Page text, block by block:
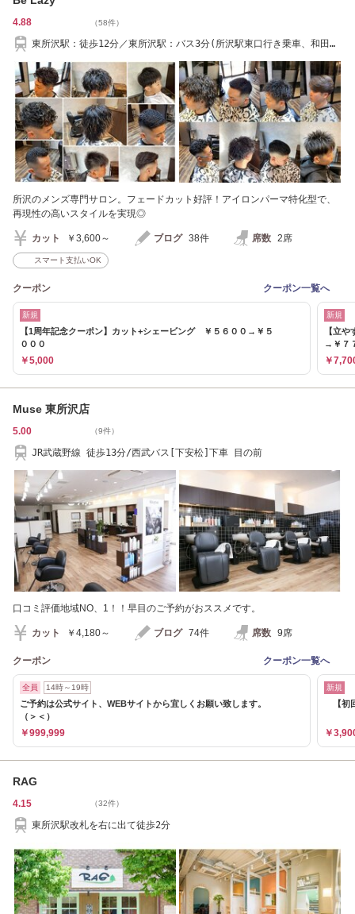
4.88 （58件）
東所沢駅：徒歩12分／東所沢駅：バス3分(所沢駅東口行き乗車、和田安
所沢のメンズ専門サロン。フェードカット好評！アイロンパーマ特化型で、
再現性の高いスタイルを実現◎
カット ￥3,600～ ブログ 38件 席数 2席
スマート支払いOK
クーポン クーポン一覧へ
新規
【1周年記念クーポン】カット+シェービング ￥５６００→￥５
０００
￥5,000
新規
【立
→￥７
￥
Muse 東所沢店
5.00 （9件）
JR武蔵野線 徒歩13分/西武バス[下安松]下車 目の前
口コミ評価地域NO、1！！早目のご予約がおススメです。
カット ￥4,180～ ブログ 74件 席数 9席
クーポン クーポン一覧へ
全員 14時～19時
ご予約は公式サイト、WEBサイトから宜しくお願い致します。
（＞＜）
￥999,999
新規
【初
￥
RAG
4.15 （32件）
東所沢駅改札を右に出て徒歩2分